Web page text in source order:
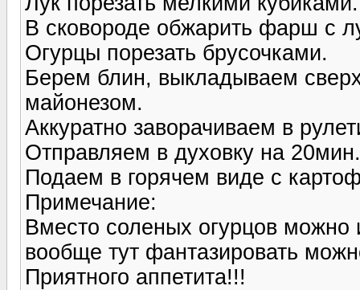
В сковороде обжарить фарш с
Огурцы порезать брусочками.
Берем блин, выкладываем
майонезом.
Аккуратно заворачиваем в
Отправляем в духовку на
Подаем в горячем виде с
Примечание:
Вместо соленых огурцов можно
вообще тут фантазировать
Приятного аппетита!!!